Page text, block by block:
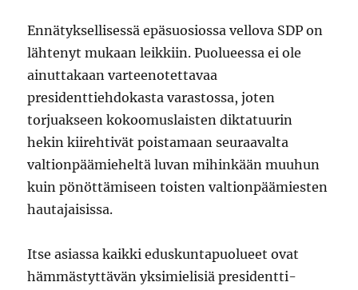
Ennätyksellisessä epäsuosiossa vellova SDP on
lähtenyt mukaan leikkiin. Puolueessa ei ole
ainuttakaan varteenotettavaa
presidenttiehdokasta varastossa, joten
torjuakseen kokoomuslaisten diktatuurin
hekin kiirehtivät poistamaan seuraavalta
valtionpäämieheltä luvan mihinkään muuhun
kuin pönöttämiseen toisten valtionpäämiesten
hautajaisissa.
Itse asiassa kaikki eduskuntapuolueet ovat
hämmästyttävän yksimielisiä presidentti-